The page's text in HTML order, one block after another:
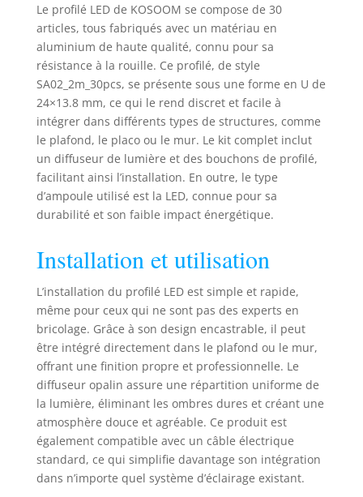
particuliers
cherchant un
rendu minimaliste
dans les niches,
faux plafonds ou
murs décoratifs.
Éclairage uniforme
& ambiance
élégante :
Diffuseur en
polycarbonate
opaque offrant une
lumière
points visibles.
Convient aux
espaces
résidentiels, aux
bureaux ou aux
commerces, créant
une atmosphère
professionnelle,
élégante et
accueillante.
Aluminium robuste
& dissipation
thermique : Profilé
en aluminium
anodisé résistant à
Le profilé LED de KOSOOM se compose de 30
articles, tous fabriqués avec un matériau en
aluminium de haute qualité, connu pour sa
résistance à la rouille. Ce profilé, de style
SA02_2m_30pcs, se présente sous une forme en U de
24×13.8 mm, ce qui le rend discret et facile à
intégrer dans différents types de structures, comme
le plafond, le placo ou le mur. Le kit complet inclut
un diffuseur de lumière et des bouchons de profilé,
facilitant ainsi l’installation. En outre, le type
d’ampoule utilisé est la LED, connue pour sa
durabilité et son faible impact énergétique.
Installation et utilisation
L’installation du profilé LED est simple et rapide,
même pour ceux qui ne sont pas des experts en
bricolage. Grâce à son design encastrable, il peut
être intégré directement dans le plafond ou le mur,
offrant une finition propre et professionnelle. Le
diffuseur opalin assure une répartition uniforme de
la lumière, éliminant les ombres dures et créant une
atmosphère douce et agréable. Ce produit est
également compatible avec un câble électrique
standard, ce qui simplifie davantage son intégration
dans n’importe quel système d’éclairage existant.